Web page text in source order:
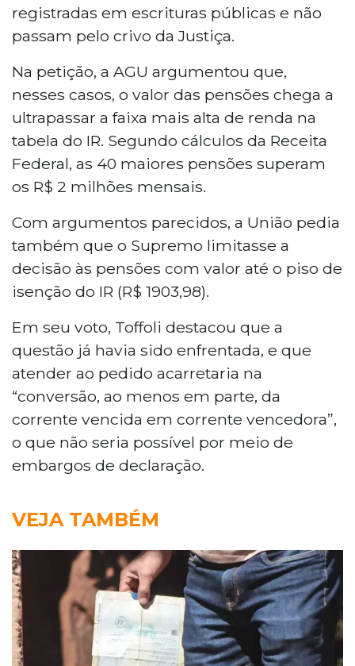
registradas em escrituras públicas e não
passam pelo crivo da Justiça.
Na petição, a AGU argumentou que,
nesses casos, o valor das pensões chega a
ultrapassar a faixa mais alta de renda na
tabela do IR. Segundo cálculos da Receita
Federal, as 40 maiores pensões superam
os R$ 2 milhões mensais.
Com argumentos parecidos, a União pedia
também que o Supremo limitasse a
decisão às pensões com valor até o piso de
isenção do IR (R$ 1903,98).
Em seu voto, Toffoli destacou que a
questão já havia sido enfrentada, e que
atender ao pedido acarretaria na
“conversão, ao menos em parte, da
corrente vencida em corrente vencedora”,
o que não seria possível por meio de
embargos de declaração.
VEJA TAMBÉM